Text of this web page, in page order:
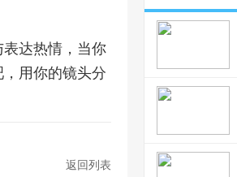
达热情，当你
用你的镜头分
返回列表